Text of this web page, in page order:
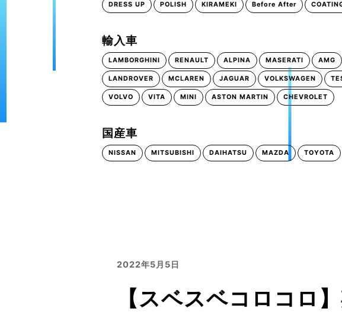
DRESS UP POLISH KIRAMEKI Before After
輸入車
LAMBORGHINI RENAULT ALPINA MASERATI AMG
LANDROVER MCLAREN JAGUAR VOLKSWAGEN
VOLVO VITA MINI ASTON MARTIN CHEVROLET
国産車
NISSAN MITSUBISHI DAIHATSU MAZDA TOYOTA
2022年5月5日
【スベスベコロコロ